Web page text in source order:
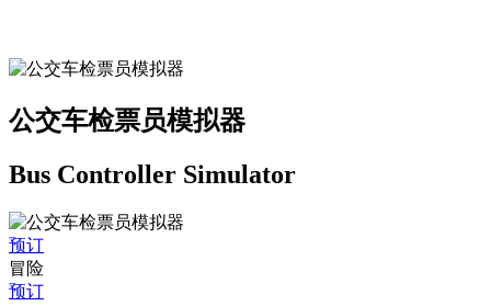
公交车检票员模拟器
Bus Controller Simulator
预订
冒险
预订